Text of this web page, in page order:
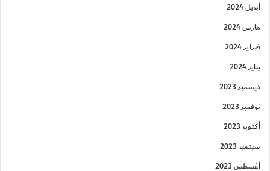
أبريل 2024
مارس 2024
فبراير 2024
يناير 2024
ديسمبر 2023
نوفمبر 2023
أكتوبر 2023
سبتمبر 2023
أغسطس 2023